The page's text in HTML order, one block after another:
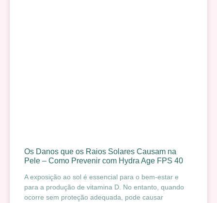
Os Danos que os Raios Solares Causam na
Pele – Como Prevenir com Hydra Age FPS 40
A exposição ao sol é essencial para o bem-estar e
para a produção de vitamina D. No entanto, quando
ocorre sem proteção adequada, pode causar